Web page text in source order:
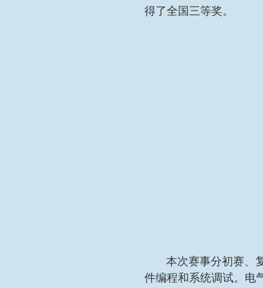
得了全国三等奖。
本次赛事分初赛、
件编程和系统调试。电